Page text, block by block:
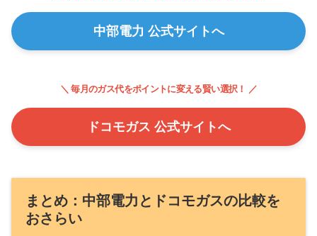
中部電力 公式サイトへ
＼ 毎月のガス代をポイントに変える賢い選択！ ／
ドコモガス 公式サイトへ
まとめ：中部電力とドコモガスの比較を
おさらい